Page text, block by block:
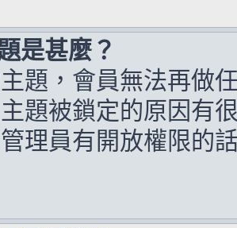
是甚麼？
題，會員無法再做
題被鎖定的原因有
理員有開放權限的